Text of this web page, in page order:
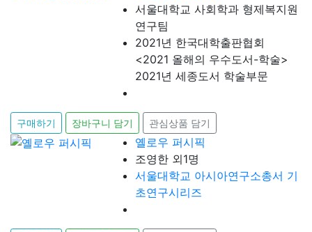
서울대학교 사회학과 형제복지원
연구팀
2021년 한국대학출판협회
<2021 올해의 우수도서-학술>
2021년 세종도서 학술부문
구매하기 장바구니 담기 관심상품 담기
옐로우 퍼시픽
조영한 외1명
서울대학교 아시아연구소총서 기
초연구시리즈